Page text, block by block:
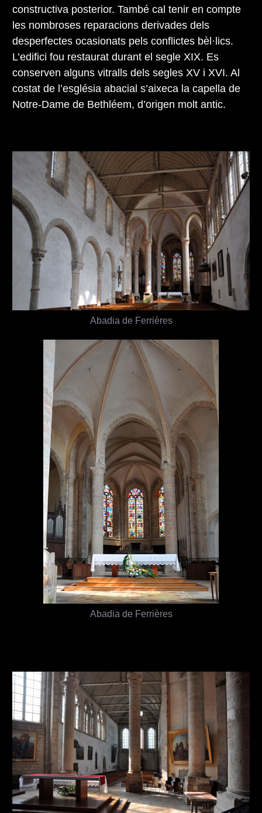
constructiva posterior. També cal tenir en compte
les nombroses reparacions derivades dels
desperfectes ocasionats pels conflictes bèl·lics.
L’edifici fou restaurat durant el segle XIX. Es
conserven alguns vitralls dels segles XV i XVI. Al
costat de l’església abacial s’aixeca la capella de
Notre-Dame de Bethléem, d’origen molt antic.
Abadia de Ferrières
Abadia de Ferrières